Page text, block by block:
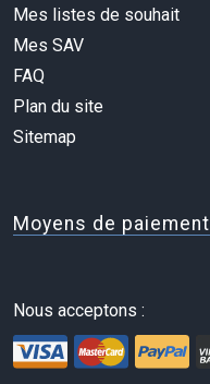
Mes listes de souhait
Mes SAV
FAQ
Plan du site
Sitemap
Moyens de paiement
Nous acceptons :